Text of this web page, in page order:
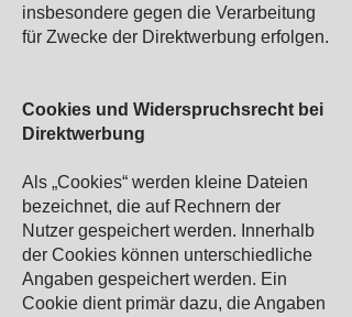
insbesondere gegen die Verarbeitung
für Zwecke der Direktwerbung erfolgen.
Cookies und Widerspruchsrecht bei
Direktwerbung
Als „Cookies“ werden kleine Dateien
bezeichnet, die auf Rechnern der
Nutzer gespeichert werden. Innerhalb
der Cookies können unterschiedliche
Angaben gespeichert werden. Ein
Cookie dient primär dazu, die Angaben